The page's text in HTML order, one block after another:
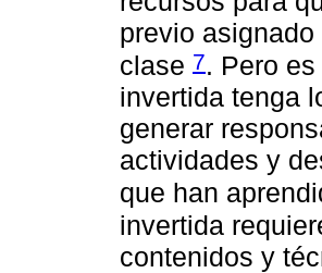
previo
clase 7. Pero
invertida tenga
generar
actividades y
que han
invertida
contenidos y